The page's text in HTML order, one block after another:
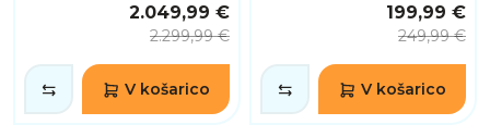
2.049,99 €
2.299,99 €
V košarico
199,99 €
249,99 €
V košarico